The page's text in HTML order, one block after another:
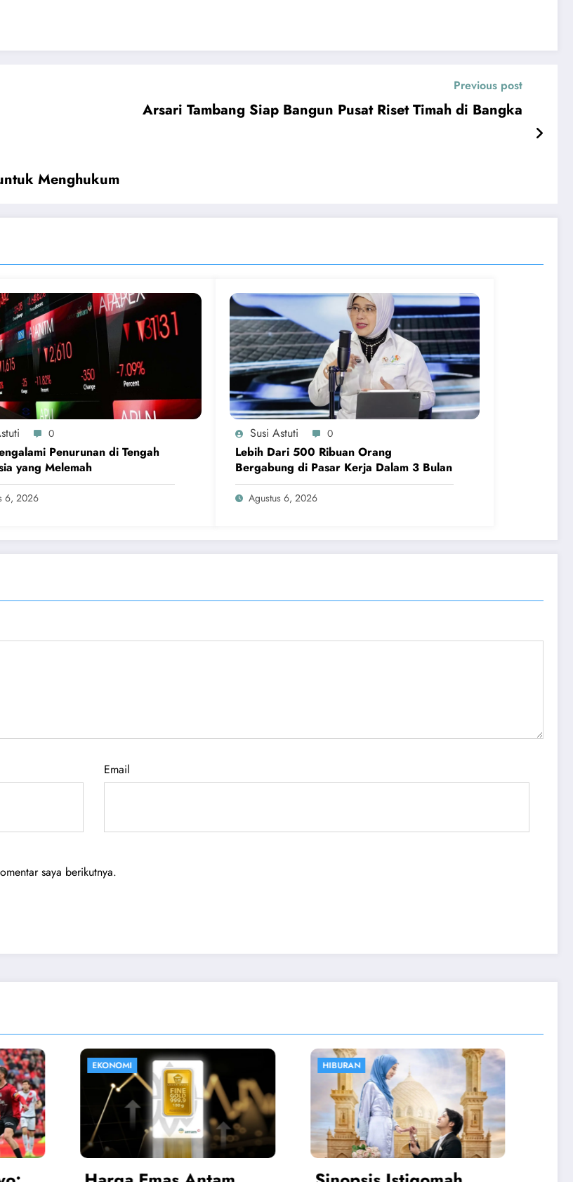
Previous post
Arsari Tambang Siap Bangun Pusat Riset Timah di Bangka
Menghukum
0
Penurunan di Tengah
yang Melemah
6, 2026
Susi Astuti 0
Lebih Dari 500 Ribuan Orang
Bergabung di Pasar Kerja Dalam 3 Bulan
Agustus 6, 2026
Email
saya berikutnya.
HIBURAN OLAHRAGA